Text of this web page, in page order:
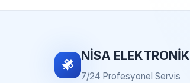
NİSA ELEKTRONİK
7/24 Profesyonel Servis